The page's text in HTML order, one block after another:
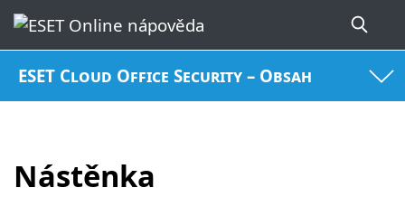
ESET Cloud Office Security – Obsah
Nástěnka